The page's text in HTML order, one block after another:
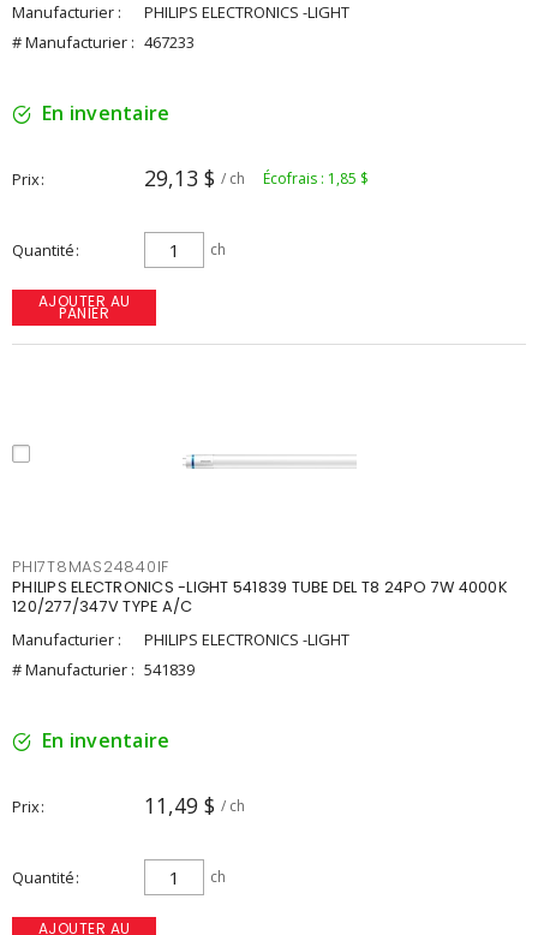
Manufacturier :
PHILIPS ELECTRONICS -LIGHT
# Manufacturier : 467233
En inventaire
Prix 29,13 $ / ch Écofrais : 1,85 $
Quantité ch
AJOUTER AU
PANIER
PHI7T8MAS24840IF
PHILIPS ELECTRONICS -LIGHT 541839 TUBE DEL T8 24PO 7W 4000K
120/277/347V TYPE A/C
Manufacturier :
PHILIPS ELECTRONICS -LIGHT
# Manufacturier : 541839
En inventaire
Prix 11,49 $ / ch
Quantité ch
AJOUTER AU